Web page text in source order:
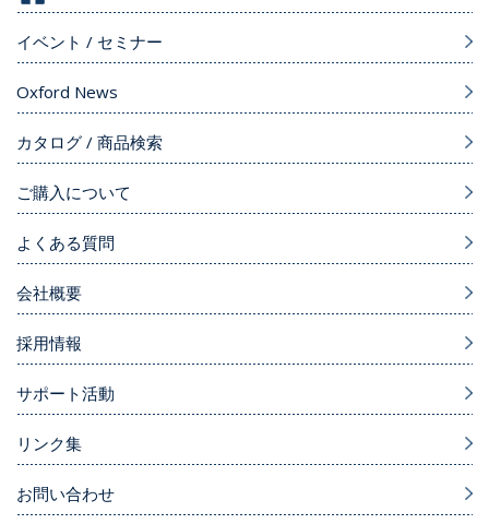
イベント / セミナー
Oxford News
カタログ / 商品検索
ご購入について
よくある質問
会社概要
採用情報
サポート活動
リンク集
お問い合わせ